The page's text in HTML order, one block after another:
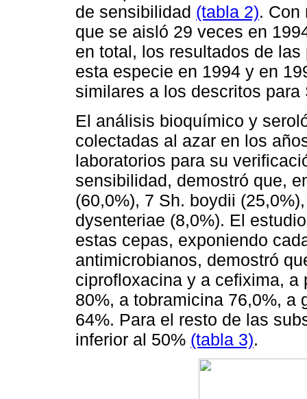
de sensibilidad (tabla 2). Con
que se aisló 29 veces en
en total, los resultados de
esta especie en 1994 y en
similares a los descritos para
El análisis bioquímico y
colectadas al azar en los
laboratorios para su
sensibilidad, demostró que,
(60,0%), 7 Sh. boydii
dysenteriae (8,0%). El
estas cepas, exponiendo
antimicrobianos, demostró
ciprofloxacina y a cefixima,
80%, a tobramicina 76,0%, a
64%. Para el resto de las
inferior al 50% (tabla 3).